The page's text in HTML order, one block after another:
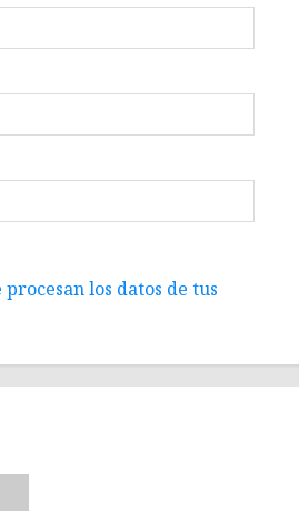
los datos de tus